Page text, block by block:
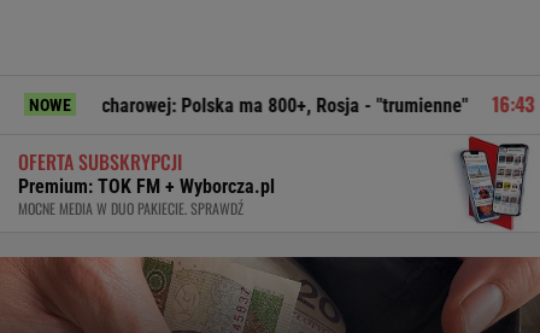
NOWE Polska ma 800+, Rosja - "trumienne" Pudło
OFERTA SUBSKRYPCJI
Premium: TOK FM + Wyborcza.pl
MOCNE MEDIA W DUO PAKIECIE. SPRAWDŹ